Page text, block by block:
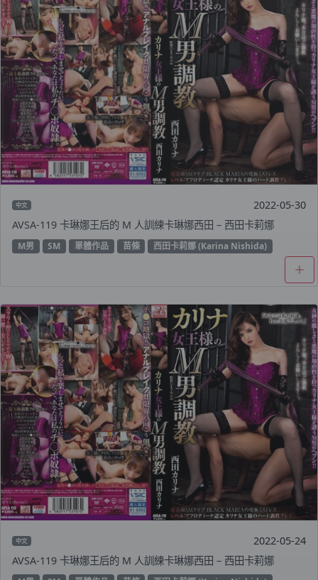
中文
2022-05-30
AVSA-119 卡琳娜王后的 M 人訓練卡琳娜西田 – 西田卡莉娜
M男 SM 單體作品 苗條 西田卡莉娜 (Karina Nishida)
中文
2022-05-24
AVSA-119 卡琳娜王后的 M 人訓練卡琳娜西田 – 西田卡莉娜